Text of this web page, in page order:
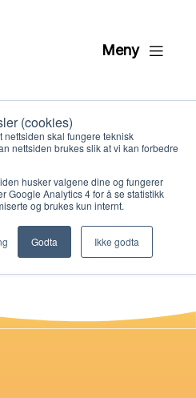
(cookies)
skal fungere teknisk
nettsiden brukes slik at vi kan forbedre
husker valgene dine og fungerer
Google Analytics 4 for å se statistikk
og brukes kun internt.
Godta Ikke godta
Meny
og
2022